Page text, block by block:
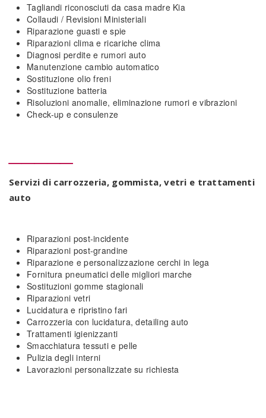
Tagliandi riconosciuti da casa madre Kia
Collaudi / Revisioni Ministeriali
Riparazione guasti e spie
Riparazioni clima e ricariche clima
Diagnosi perdite e rumori auto
Manutenzione cambio automatico
Sostituzione olio freni
Sostituzione batteria
Risoluzioni anomalie, eliminazione rumori e vibrazioni
Check-up e consulenze
Servizi di carrozzeria, gommista, vetri e trattamenti
auto
Riparazioni post-incidente
Riparazioni post-grandine
Riparazione e personalizzazione cerchi in lega
Fornitura pneumatici delle migliori marche
Sostituzioni gomme stagionali
Riparazioni vetri
Lucidatura e ripristino fari
Carrozzeria con lucidatura, detailing auto
Trattamenti igienizzanti
Smacchiatura tessuti e pelle
Pulizia degli interni
Lavorazioni personalizzate su richiesta